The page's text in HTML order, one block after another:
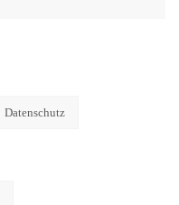
Datenschutz